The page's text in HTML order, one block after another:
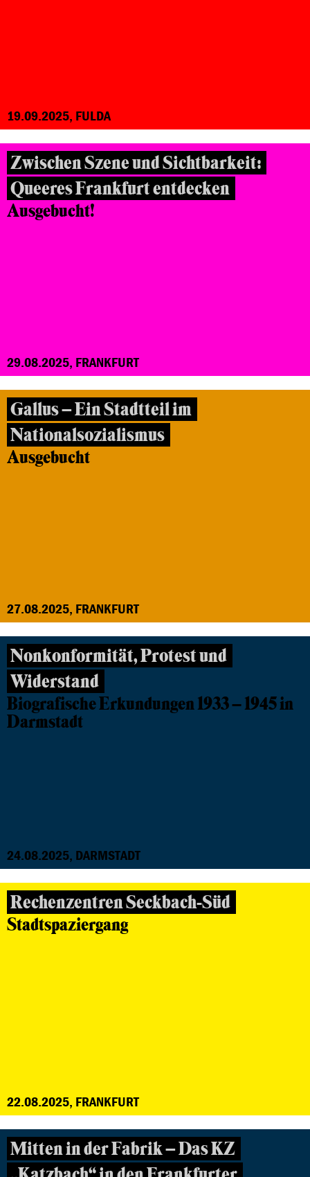
19.09.2025, FULDA
Zwischen Szene und Sichtbarkeit:
Queeres Frankfurt entdecken
Ausgebucht!
29.08.2025, FRANKFURT
Gallus – Ein Stadtteil im
Nationalsozialismus
Ausgebucht
27.08.2025, FRANKFURT
Nonkonformität, Protest und
Widerstand
Biografische Erkundungen 1933 – 1945 in
Darmstadt
24.08.2025, DARMSTADT
Rechenzentren Seckbach-Süd
Stadtspaziergang
22.08.2025, FRANKFURT
Mitten in der Fabrik – Das KZ